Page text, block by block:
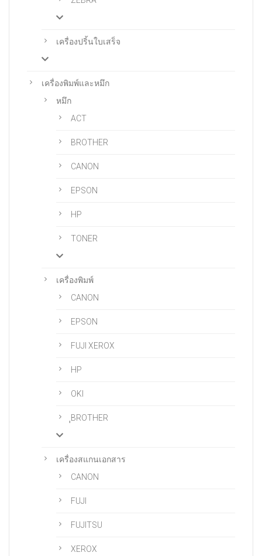
เครื่องปริ้นใบเสร็จ
เครื่องพิมพ์และหมึก
หมึก
ACT
BROTHER
CANON
EPSON
HP
TONER
เครื่องพิมพ์
CANON
EPSON
FUJI XEROX
HP
OKI
ฺฺBROTHER
เครื่องสแกนเอกสาร
CANON
FUJI
FUJITSU
XEROX